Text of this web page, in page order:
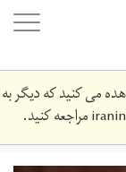
می کنید که دیگر به
مراجعه کنید.